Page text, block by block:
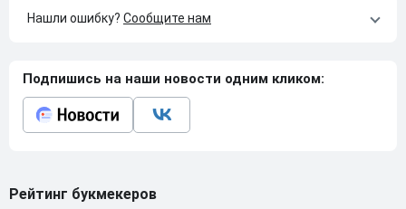
Нашли ошибку? Сообщите нам
Подпишись на наши новости одним кликом:
Рейтинг букмекеров